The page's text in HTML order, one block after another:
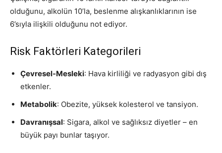
olduğunu, alkolün 10’la, beslenme alışkanlıklarının ise
6’sıyla ilişkili olduğunu not ediyor.
Risk Faktörleri Kategorileri
Çevresel-Mesleki: Hava kirliliği ve radyasyon gibi dış
etkenler.
Metabolik: Obezite, yüksek kolesterol ve tansiyon.
Davranışsal: Sigara, alkol ve sağlıksız diyetler – en
büyük payı bunlar taşıyor.